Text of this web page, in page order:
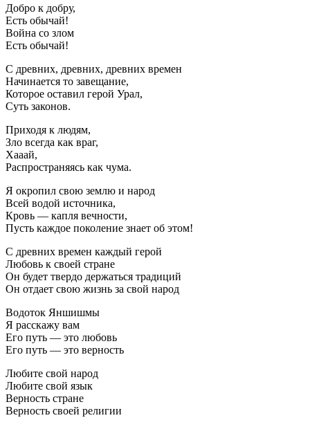
Добро к добру,
Есть обычай!
Война со злом
Есть обычай!
С древних, древних, древних времен
Начинается то завещание,
Которое оставил герой Урал,
Суть законов.
Приходя к людям,
Зло всегда как враг,
Хааай,
Распространяясь как чума.
Я окропил свою землю и народ
Всей водой источника,
Кровь — капля вечности,
Пусть каждое поколение знает об этом!
С древних времен каждый герой
Любовь к своей стране
Он будет твердо держаться традиций
Он отдает свою жизнь за свой народ
Водоток Яншишмы
Я расскажу вам
Его путь — это любовь
Его путь — это верность
Любите свой народ
Любите свой язык
Верность стране
Верность своей религии